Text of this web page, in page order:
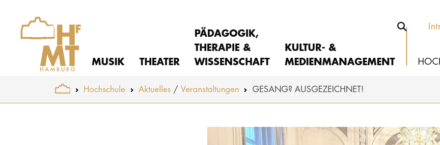
MUSIK THEATER
PÄDAGOGIK,
THERAPIE &
WISSENSCHAFT
KULTUR- &
MEDIENMANAGEMENT
You are here:Hochschule Aktuelles Veranstaltungen GESANG? AUSGEZEICHNET!